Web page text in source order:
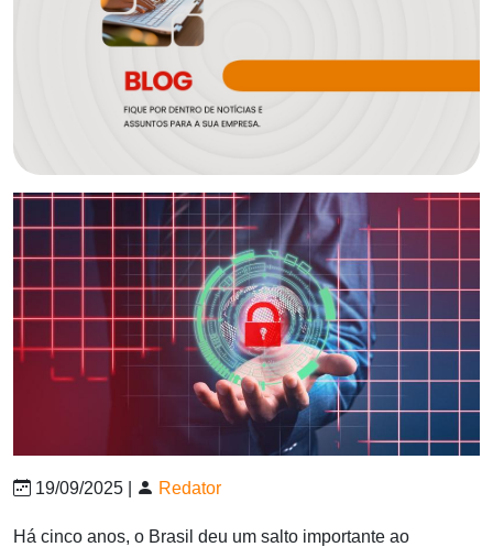
19/09/2025 | Redator
Há cinco anos, o Brasil deu um salto importante ao